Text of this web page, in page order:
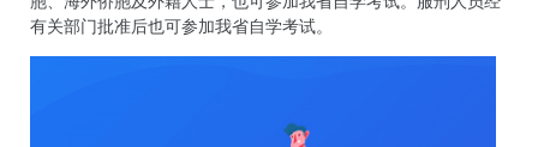
有关部门批准后也可参加我省自学考试。